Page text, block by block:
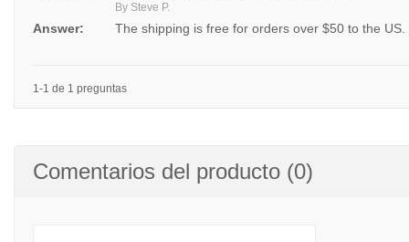
By Steve P.
Answer: The shipping is free for orders over $50 to the US.
1-1 de 1 preguntas
Comentarios del producto (0)